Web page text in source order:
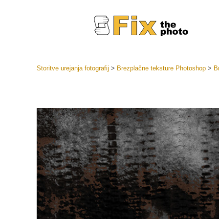
Urejanje
ponudbe
Mobilne
Storitve urejanja fotografij > Brezplačne teksture Photoshop>